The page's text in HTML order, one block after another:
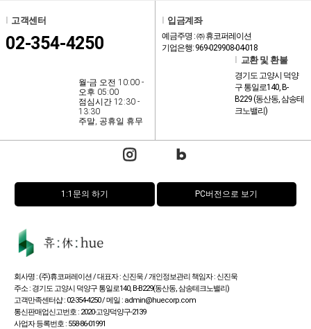
고객센터
02-354-4250
월-금 오전 10:00 -
오후 05:00
점심시간 12:30 -
13:30
주말, 공휴일 휴무
입금계좌
예금주명 : ㈜ 휴코퍼레이션
기업은행: 969-029908-04-018
교환 및 환불
경기도 고양시 덕양
구 통일로140, B-
B229 (동산동, 삼송테
크노밸리)
1:1문의 하기 PC버전으로 보기
회사명 : (주)휴코퍼레이션 / 대표자 : 신진욱 / 개인정보관리 책임자 : 신진욱
주소 : 경기도 고양시 덕양구 통일로140, B-B229(동산동, 삼송테크노밸리)
고객만족센터샵 : 02-354-4250 / 메일 : admin@huecorp.com
통신판매업신고번호 : 2020-고양덕양구-2139
사업자 등록번호 : 558-86-01991